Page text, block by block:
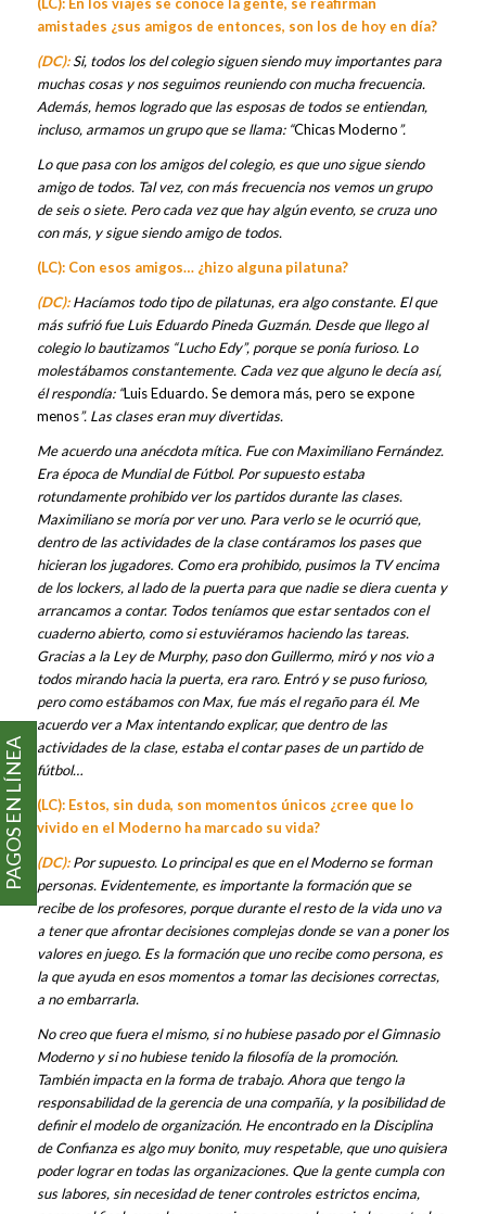
amistades ¿sus amigos de entonces, son los de hoy en día?
(DC):Si, todos los del colegio siguen siendo muy importantes para
muchas cosas y nos seguimos reuniendo con mucha frecuencia.
Además, hemos logrado que las esposas de todos se entiendan,
incluso, armamos un grupo que se llama: “Chicas Moderno”.
Lo que pasa con los amigos del colegio, es que uno sigue siendo
amigo de todos. Tal vez, con más frecuencia nos vemos un grupo
de seis o siete. Pero cada vez que hay algún evento, se cruza uno
con más, y sigue siendo amigo de todos.
(LC): Con esos amigos… ¿hizo alguna pilatuna?
(DC):Hacíamos todo tipo de pilatunas, era algo constante. El que
más sufrió fue Luis Eduardo Pineda Guzmán. Desde que llego al
colegio lo bautizamos “Lucho Edy”, porque se ponía furioso. Lo
molestábamos constantemente. Cada vez que alguno le decía así,
él respondía: “Luis Eduardo. Se demora más, pero se expone
menos”. Las clases eran muy divertidas.
Me acuerdo una anécdota mítica. Fue con Maximiliano Fernández.
Era época de Mundial de Fútbol. Por supuesto estaba
rotundamente prohibido ver los partidos durante las clases.
Maximiliano se moría por ver uno. Para verlo se le ocurrió que,
dentro de las actividades de la clase contáramos los pases que
hicieran los jugadores. Como era prohibido, pusimos la TV encima
de los lockers, al lado de la puerta para que nadie se diera cuenta y
arrancamos a contar. Todos teníamos que estar sentados con el
cuaderno abierto, como si estuviéramos haciendo las tareas.
Gracias a la Ley de Murphy, paso don Guillermo, miró y nos vio a
todos mirando hacia la puerta, era raro. Entró y se puso furioso,
pero como estábamos con Max, fue más el regaño para él. Me
acuerdo ver a Max intentando explicar, que dentro de las
actividades de la clase, estaba el contar pases de un partido de
fútbol…
(LC): Estos, sin duda, son momentos únicos ¿cree que lo
vivido en el Moderno ha marcado su vida?
(DC):Por supuesto. Lo principal es que en el Moderno se forman
personas. Evidentemente, es importante la formación que se
recibe de los profesores, porque durante el resto de la vida uno va
a tener que afrontar decisiones complejas donde se van a poner los
valores en juego. Es la formación que uno recibe como persona, es
la que ayuda en esos momentos a tomar las decisiones correctas,
a no embarrarla.
No creo que fuera el mismo, si no hubiese pasado por el Gimnasio
Moderno y si no hubiese tenido la filosofía de la promoción.
También impacta en la forma de trabajo. Ahora que tengo la
responsabilidad de la gerencia de una compañía, y la posibilidad de
definir el modelo de organización. He encontrado en la Disciplina
de Confianza es algo muy bonito, muy respetable, que uno quisiera
poder lograr en todas las organizaciones. Que la gente cumpla con
sus labores, sin necesidad de tener controles estrictos encima,
PAGOS EN LÍNEA